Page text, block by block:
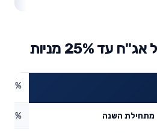
25% מניות
0%
מתחילת השנה